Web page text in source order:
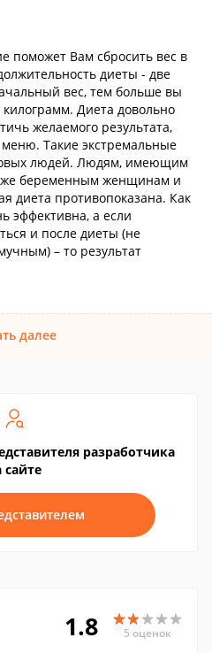
поможет Вам сбросить вес в
диеты - две
вес, тем больше вы
Диета довольно
желаемого результата,
Такие экстремальные
людей. Людям, имеющим
беременным женщинам и
диета противопоказана. Как
эффективна, а если
и после диеты (не
– то результат
далее
разработчика
сайте
1.8 5 оценок